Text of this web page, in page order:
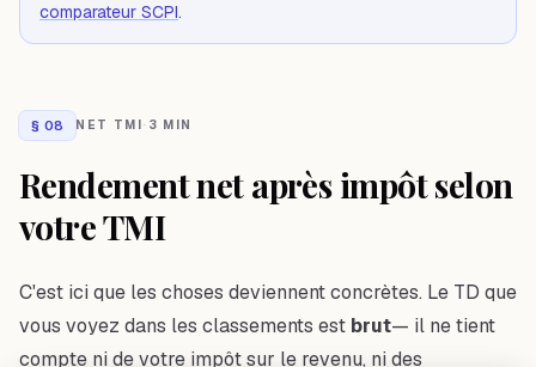
comparateur SCPI.
§ 08 NET TMI· 3 MIN
Rendement net après impôt selon
votre TMI
C'est ici que les choses deviennent concrètes. Le TD que
vous voyez dans les classements est brut— il ne tient
compte ni de votre impôt sur le revenu, ni des